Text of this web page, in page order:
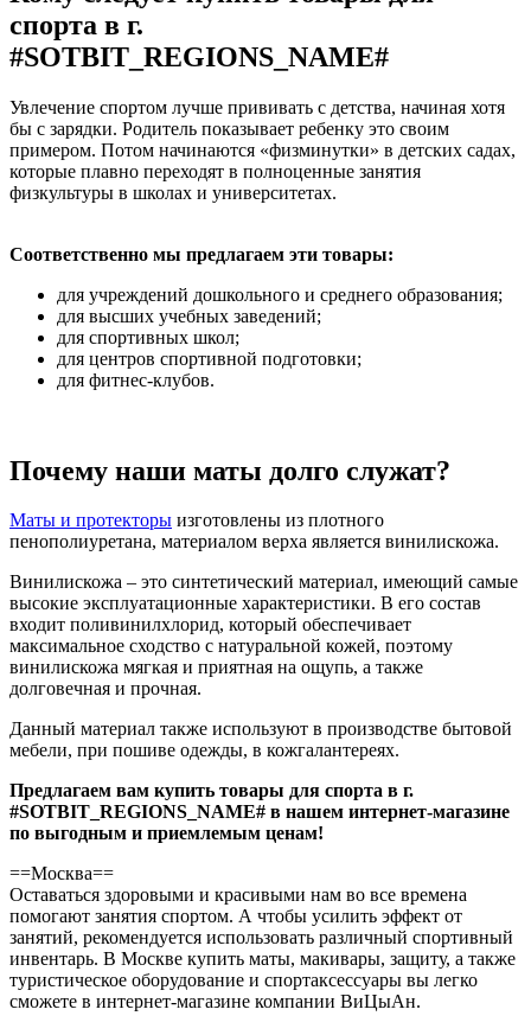
спорта в г.
#SOTBIT_REGIONS_NAME#
Увлечение спортом лучше прививать с детства, начиная хотя
бы с зарядки. Родитель показывает ребенку это своим
примером. Потом начинаются «физминутки» в детских садах,
которые плавно переходят в полноценные занятия
физкультуры в школах и университетах.
Соответственно мы предлагаем эти товары:
для учреждений дошкольного и среднего образования;
для высших учебных заведений;
для спортивных школ;
для центров спортивной подготовки;
для фитнес-клубов.
Почему наши маты долго служат?
Маты и протекторы изготовлены из плотного
пенополиуретана, материалом верха является винилискожа.
Винилискожа – это синтетический материал, имеющий самые
высокие эксплуатационные характеристики. В его состав
входит поливинилхлорид, который обеспечивает
максимальное сходство с натуральной кожей, поэтому
винилискожа мягкая и приятная на ощупь, а также
долговечная и прочная.
Данный материал также используют в производстве бытовой
мебели, при пошиве одежды, в кожгалантереях.
Предлагаем вам купить товары для спорта в г.
#SOTBIT_REGIONS_NAME# в нашем интернет-магазине
по выгодным и приемлемым ценам!
==Москва==
Оставаться здоровыми и красивыми нам во все времена
помогают занятия спортом. А чтобы усилить эффект от
занятий, рекомендуется использовать различный спортивный
инвентарь. В Москве купить маты, макивары, защиту, а также
туристическое оборудование и спортаксессуары вы легко
сможете в интернет-магазине компании ВиЦыАн.